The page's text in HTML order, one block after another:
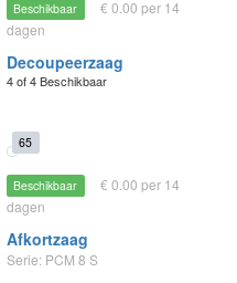
Beschikbaar
€ 0.00 per 14
dagen
Decoupeerzaag
4 of 4 Beschikbaar
65
Beschikbaar
€ 0.00 per 14
dagen
Afkortzaag
Serie: PCM 8 S